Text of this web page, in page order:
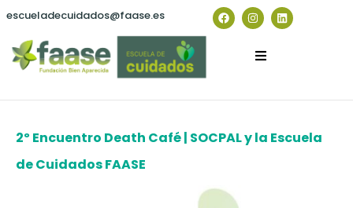
escueladecuidados@faase.es
2º Encuentro Death Café | SOCPAL y la Escuela
de Cuidados FAASE